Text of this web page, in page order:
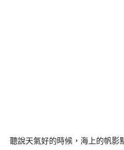
聽說天氣好的時候，海上的帆影